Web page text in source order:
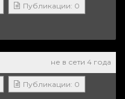
Публикации: 0
не в сети 4 года
Публикации: 0